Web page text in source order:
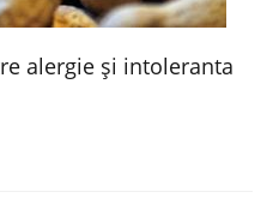
alergie şi intoleranta